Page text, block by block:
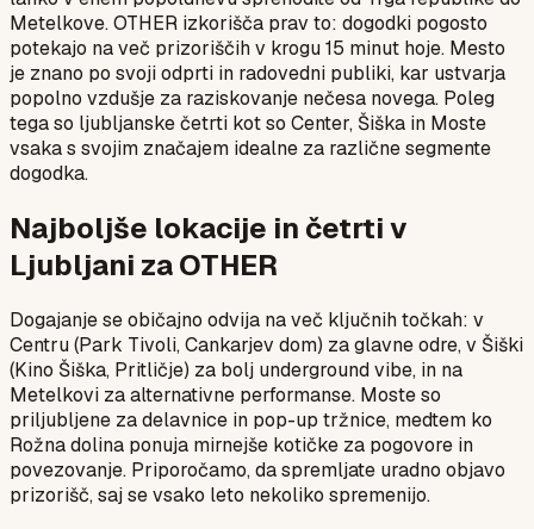
Metelkove. OTHER izkorišča prav to: dogodki pogosto
potekajo na več prizoriščih v krogu 15 minut hoje. Mesto
je znano po svoji odprti in radovedni publiki, kar ustvarja
popolno vzdušje za raziskovanje nečesa novega. Poleg
tega so ljubljanske četrti kot so Center, Šiška in Moste
vsaka s svojim značajem idealne za različne segmente
dogodka.
Najboljše lokacije in četrti v
Ljubljani za OTHER
Dogajanje se običajno odvija na več ključnih točkah: v
Centru (Park Tivoli, Cankarjev dom) za glavne odre, v Šiški
(Kino Šiška, Pritličje) za bolj underground vibe, in na
Metelkovi za alternativne performanse. Moste so
priljubljene za delavnice in pop-up tržnice, medtem ko
Rožna dolina ponuja mirnejše kotičke za pogovore in
povezovanje. Priporočamo, da spremljate uradno objavo
prizorišč, saj se vsako leto nekoliko spremenijo.